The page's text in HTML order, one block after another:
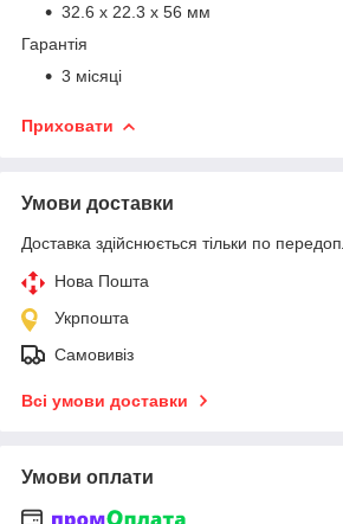
32.6 x 22.3 x 56 мм
Гарантія
3 місяці
Приховати
Умови доставки
Доставка здійснюється тільки по
Нова Пошта
Укрпошта
Самовивіз
Всі умови доставки
Умови оплати